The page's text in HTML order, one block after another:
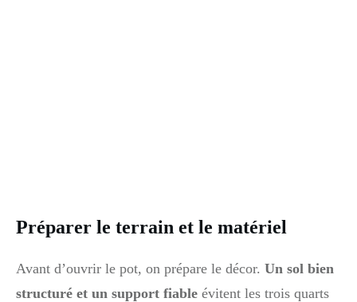
Préparer le terrain et le matériel
Avant d’ouvrir le pot, on prépare le décor. Un sol bien
structuré et un support fiable évitent les trois quarts